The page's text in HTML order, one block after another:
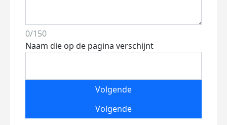
0/150
Naam die op de pagina verschijnt
Volgende
Volgende